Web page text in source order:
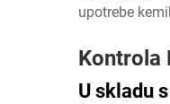
upotrebe
Kontrola
U skladu